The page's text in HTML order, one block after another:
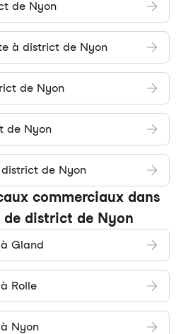
de Nyon
à district de Nyon
de Nyon
de Nyon
de Nyon
commerciaux dans
district de Nyon
Gland
Rolle
Nyon